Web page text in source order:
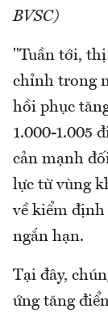
BVSC)
"Tuần tới, thị
chỉnh trong
hồi phục
1.000-1.005
cản mạnh
lực từ vùng
về kiểm
ngắn hạn.
Tại đây,
ứng tăng